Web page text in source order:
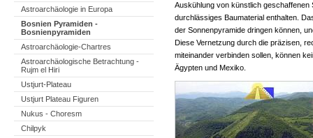
Astroarchäologie in Europa
Bosnien Pyramiden -
Bosnienpyramiden
Astroarchäologie-Chartres
Astroarchäologische Betrachtung -
Rujm el Hiri
Ustjurt-Plateau
Ustjurt Plateau Figuren
Nukus - Choresm
Chilpyk
Auskühlung von künstlich
durchlässiges Baumaterial enthalten.
der Sonnenpyramide dringen können,
Diese Vernetzung durch die präzisen,
miteinander verbinden sollen, können
Ägypten und Mexiko.